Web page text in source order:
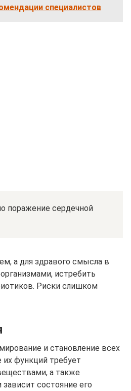
специалистов
поражение сердечной
а для здравого смысла в
истребить
Риски слишком
и становление всех
функций требует
а также
состояние его